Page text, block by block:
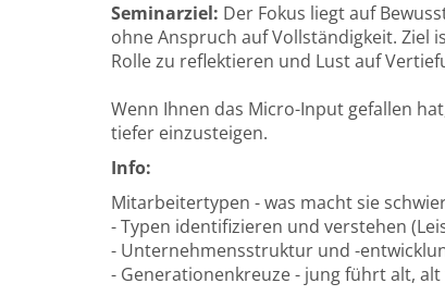
Seminarziel: Der Fokus liegt auf
ohne Anspruch auf Vollständigkeit. Ziel
Rolle zu reflektieren und Lust auf
Wenn Ihnen das Micro-Input gefallen
tiefer einzusteigen.
Info:
Mitarbeitertypen - was macht sie
- Typen identifizieren und verstehen
- Unternehmensstruktur und -
- Generationenkreuze - jung führt alt,